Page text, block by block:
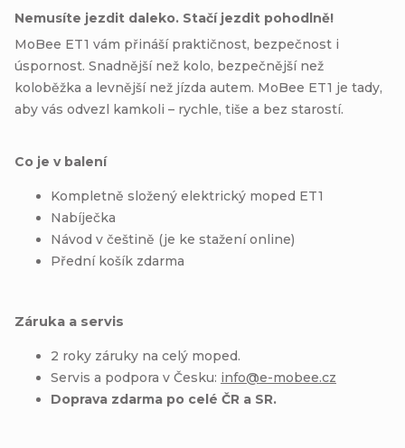
Nemusíte jezdit daleko. Stačí jezdit pohodlně!
MoBee ET1 vám přináší praktičnost, bezpečnost i
úspornost. Snadnější než kolo, bezpečnější než
koloběžka a levnější než jízda autem. MoBee ET1 je tady,
aby vás odvezl kamkoli – rychle, tiše a bez starostí.
Co je v balení
Kompletně složený elektrický moped ET1
Nabíječka
Návod v češtině (je ke stažení online)
Přední košík zdarma
Záruka a servis
2 roky záruky na celý moped.
Servis a podpora v Česku: info@e-mobee.cz
Doprava zdarma po celé ČR a SR.